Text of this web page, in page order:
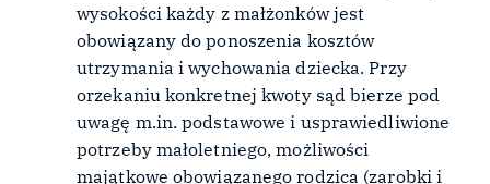
wysokości każdy z małżonków jest
obowiązany do ponoszenia kosztów
utrzymania i wychowania dziecka. Przy
orzekaniu konkretnej kwoty sąd bierze pod
uwagę m.in. podstawowe i usprawiedliwione
potrzeby małoletniego, możliwości
majątkowe obowiązanego rodzica (zarobki i